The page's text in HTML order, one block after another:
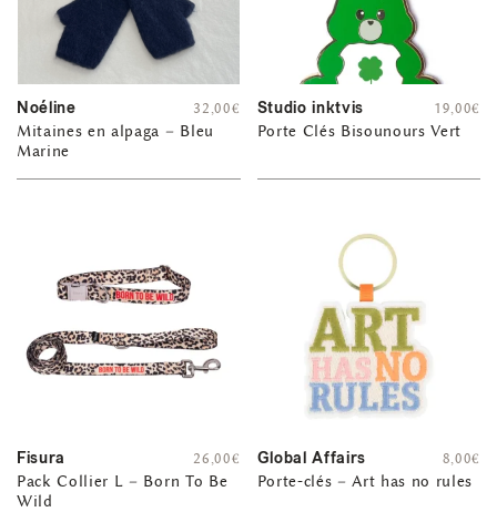
Noéline
Mitaines en alpaga – Bleu
Marine
32,00€ Studio inktvis
Porte Clés Bisounours Vert
19,00€
Fisura
Pack Collier L – Born To Be
Wild
26,00€ Global Affairs
Porte-clés – Art has no rules
8,00€